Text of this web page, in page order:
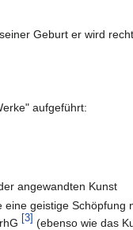
Geburt er wird
aufgeführt:
angewandten Kunst
geistige
[3] (ebenso wie das